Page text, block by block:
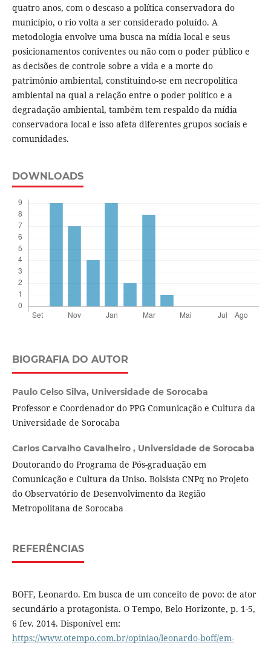
quatro anos, com o descaso a política conservadora do
município, o rio volta a ser considerado poluído. A
metodologia envolve uma busca na mídia local e seus
posicionamentos coniventes ou não com o poder público e
as decisões de controle sobre a vida e a morte do
patrimônio ambiental, constituindo-se em necropolítica
ambiental na qual a relação entre o poder político e a
degradação ambiental, também tem respaldo da mídia
conservadora local e isso afeta diferentes grupos sociais e
comunidades.
DOWNLOADS
BIOGRAFIA DO AUTOR
Paulo Celso Silva, Universidade de Sorocaba
Professor e Coordenador do PPG Comunicação e Cultura da
Universidade de Sorocaba
Carlos Carvalho Cavalheiro , Universidade de Sorocaba
Doutorando do Programa de Pós-graduação em
Comunicação e Cultura da Uniso. Bolsista CNPq no Projeto
do Observatório de Desenvolvimento da Região
Metropolitana de Sorocaba
REFERÊNCIAS
BOFF, Leonardo. Em busca de um conceito de povo: de ator
secundário a protagonista. O Tempo, Belo Horizonte, p. 1-5,
6 fev. 2014. Disponível em:
https://www.otempo.com.br/opiniao/leonardo-boff/em-